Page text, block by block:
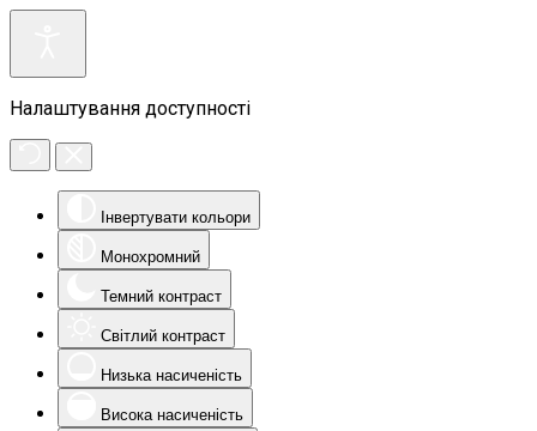
Налаштування доступності
Інвертувати кольори
Монохромний
Темний контраст
Світлий контраст
Низька насиченість
Висока насиченість